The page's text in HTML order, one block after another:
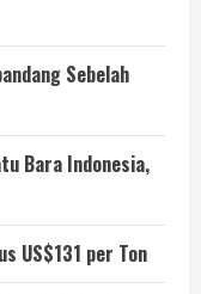
Sebelah
Bara Indonesia,
US$131 per Ton